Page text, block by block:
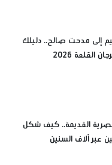
إلى مدحت صالح.. دليلك
2026
القديمة.. كيف شكل
عبر آلاف السنين